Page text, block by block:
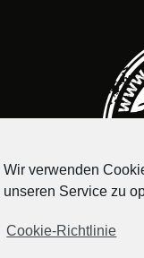
Wir verwenden
unseren Service zu
Cookie-Richtlinie